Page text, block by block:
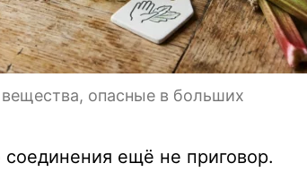
опасные в больших
ещё не приговор.